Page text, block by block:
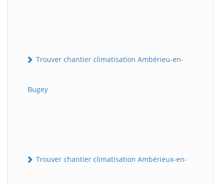
Trouver chantier climatisation Ambérieu-en-
Bugey
Trouver chantier climatisation Ambérieux-en-